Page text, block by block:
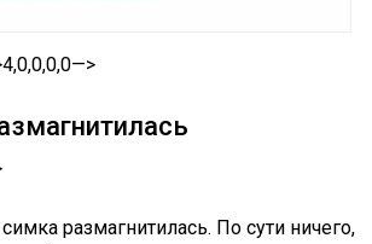
размагнитилась. По сути ничего,